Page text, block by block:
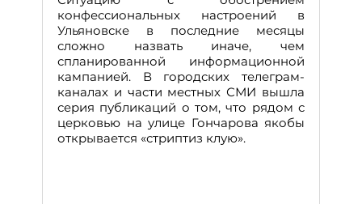
конфессиональных настроений в
Ульяновске в последние месяцы
сложно назвать иначе, чем
спланированной информационной
кампанией. В городских телеграм-
каналах и части местных СМИ вышла
серия публикаций о том, что рядом с
церковью на улице Гончарова якобы
открывается «стриптиз клую».